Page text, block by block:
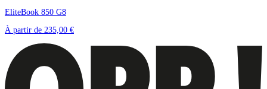
EliteBook 850 G8
À partir de 235,00 €